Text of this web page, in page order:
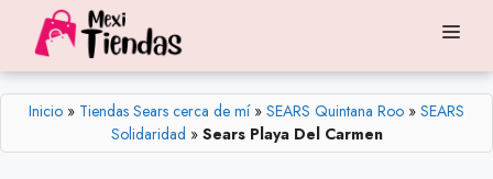
contenido
Inicio » Tiendas Sears cerca de mí» SEARS Quintana Roo » SEARS
Solidaridad » Sears Playa Del Carmen